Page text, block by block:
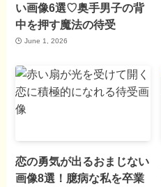
い画像6選♡奥手男子の背
中を押す魔法の待受
June 1, 2026
恋の勇気が出るおまじない
画像8選！臆病な私を卒業